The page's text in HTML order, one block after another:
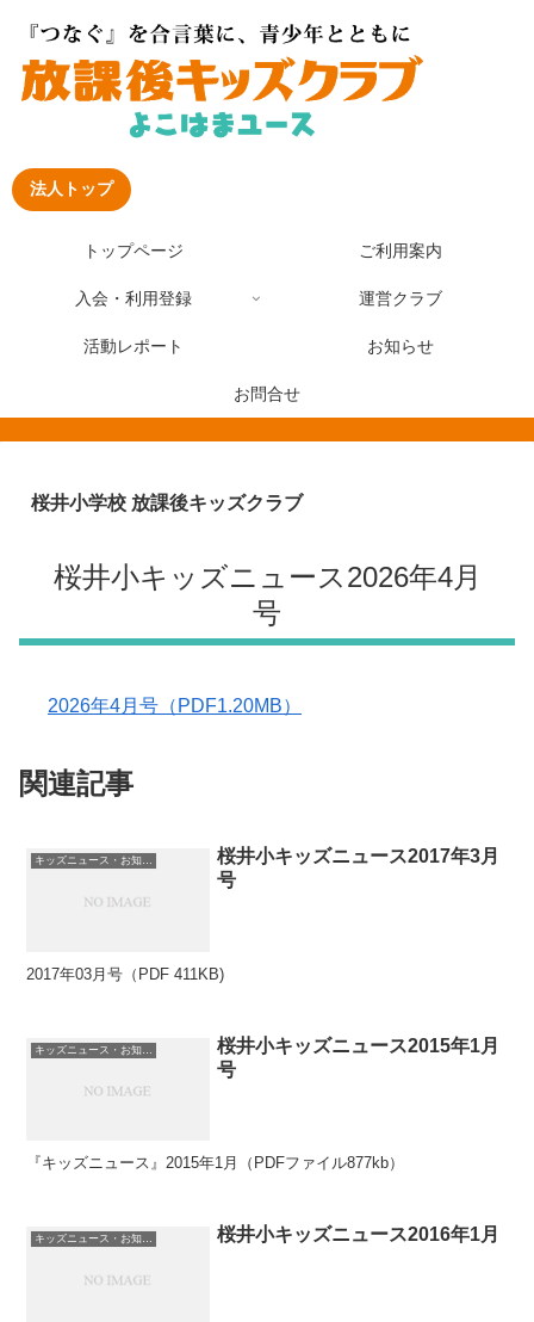
法人トップ
トップページ ご利用案内
入会・利用登録 運営クラブ
活動レポート お知らせ
お問合せ
桜井小学校 放課後キッズクラブ
桜井小キッズニュース2026年4月
号
2026年4月号（PDF1.20MB）
関連記事
キッズニュース・お知らせ
桜井小キッズニュース2017年3月
号
2017年03月号（PDF 411KB)
桜井小キッズニュース2015年1月
号
『キッズニュース』2015年1月（PDFファイル877kb）
桜井小キッズニュース2016年1月